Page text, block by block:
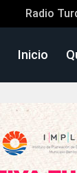
Radio
Inicio